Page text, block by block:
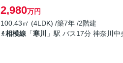
2,980万円
100.43㎡ (4LDK) /築7年 /2階建
相模線 「寒川 」駅 バス17分 神奈川